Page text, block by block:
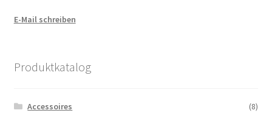
E-Mail schreiben
Produktkatalog
Accessoires
(8)